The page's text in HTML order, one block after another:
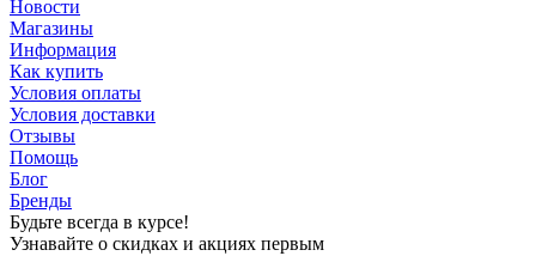
Новости
Магазины
Информация
Как купить
Условия оплаты
Условия доставки
Отзывы
Помощь
Блог
Бренды
Будьте всегда в курсе!
Узнавайте о скидках и акциях первым